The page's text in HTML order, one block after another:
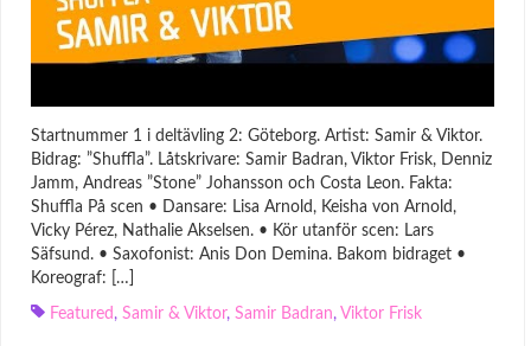
Startnummer 1 i deltävling 2: Göteborg. Artist: Samir & Viktor.
Bidrag: ”Shuffla”. Låtskrivare: Samir Badran, Viktor Frisk, Denniz
Jamm, Andreas ”Stone” Johansson och Costa Leon. Fakta:
Shuffla På scen • Dansare: Lisa Arnold, Keisha von Arnold,
Vicky Pérez, Nathalie Akselsen. • Kör utanför scen: Lars
Säfsund. • Saxofonist: Anis Don Demina. Bakom bidraget •
Koreograf: […]
Featured , Samir & Viktor, Samir Badran, Viktor Frisk